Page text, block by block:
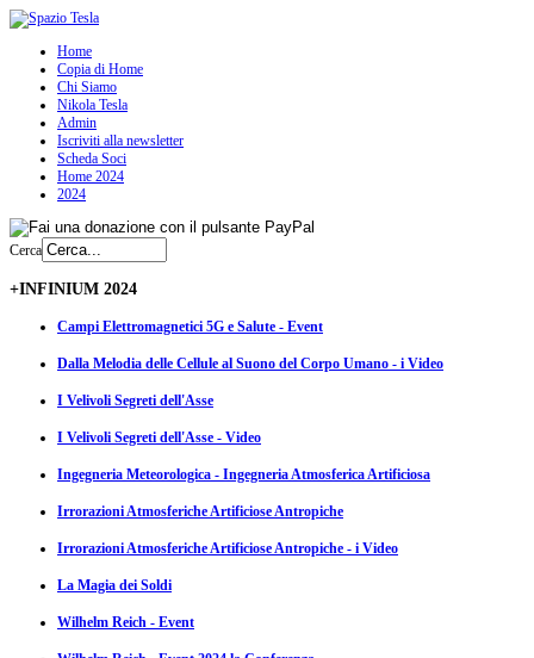
Home
Copia di Home
Chi Siamo
Nikola Tesla
Admin
Iscriviti alla newsletter
Scheda Soci
Home 2024
2024
Cerca
+INFINIUM 2024
Campi Elettromagnetici 5G e Salute - Event
Dalla Melodia delle Cellule al Suono del Corpo Umano - i Video
I Velivoli Segreti dell'Asse
I Velivoli Segreti dell'Asse - Video
Ingegneria Meteorologica - Ingegneria Atmosferica Artificiosa
Irrorazioni Atmosferiche Artificiose Antropiche
Irrorazioni Atmosferiche Artificiose Antropiche - i Video
La Magia dei Soldi
Wilhelm Reich - Event